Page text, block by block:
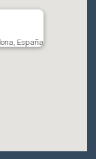
España